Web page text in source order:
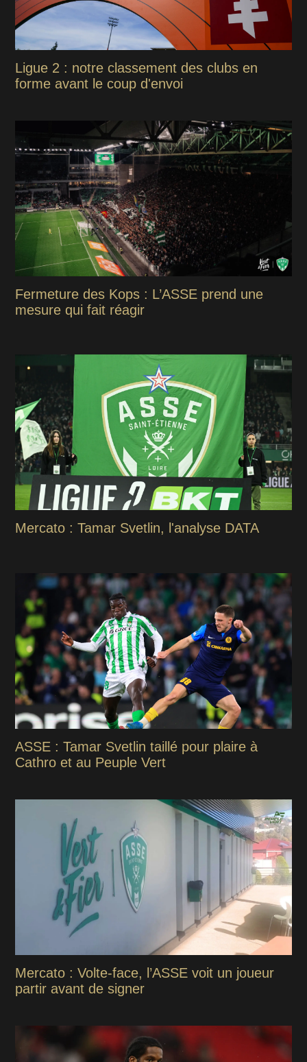
Ligue 2 : notre classement des clubs en
forme avant le coup d'envoi
Fermeture des Kops : L’ASSE prend une
mesure qui fait réagir
Mercato : Tamar Svetlin, l'analyse DATA
ASSE : Tamar Svetlin taillé pour plaire à
Cathro et au Peuple Vert
Mercato : Volte-face, l’ASSE voit un joueur
partir avant de signer